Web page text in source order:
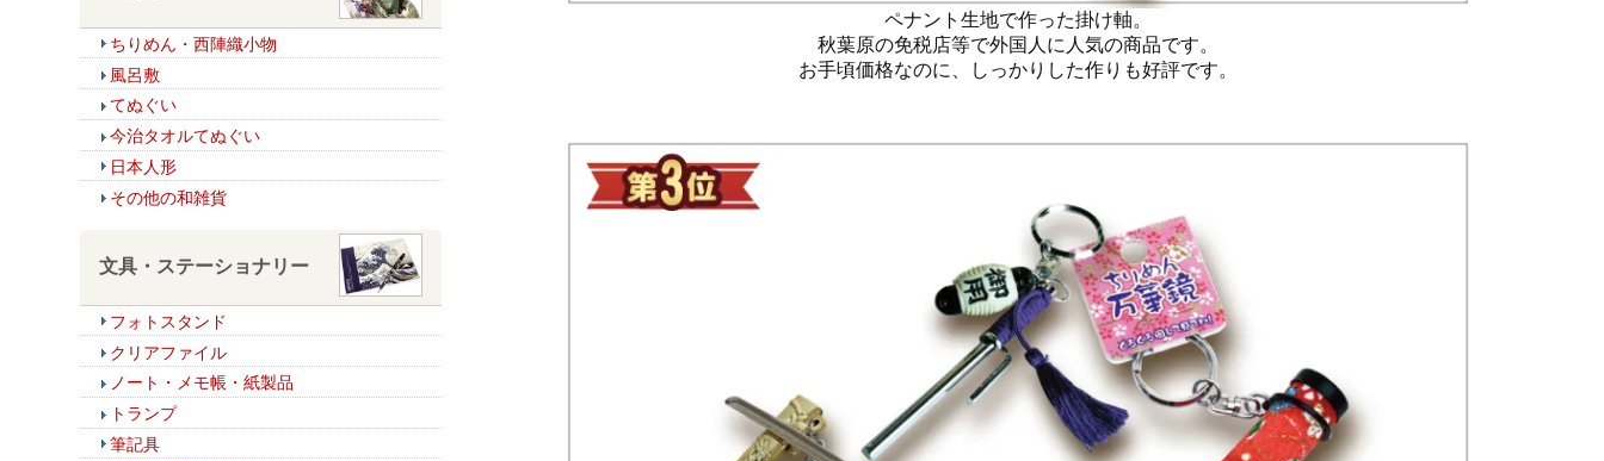
ペナント生地で作った掛け軸。
秋葉原の免税店等で外国人に人気の商品です。
お手頃価格なのに、しっかりした作りも好評です。
ちりめん・西陣織小物
風呂敷
てぬぐい
今治タオルてぬぐい
日本人形
その他の和雑貨
文具・ステーショナリー
フォトスタンド
クリアファイル
ノート・メモ帳・紙製品
トランプ
筆記具